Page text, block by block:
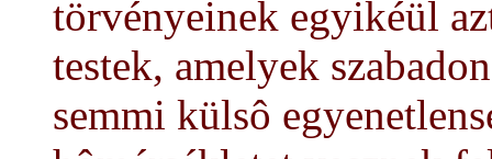
törvényeinek egyikéül
testek, amelyek
semmi külsô